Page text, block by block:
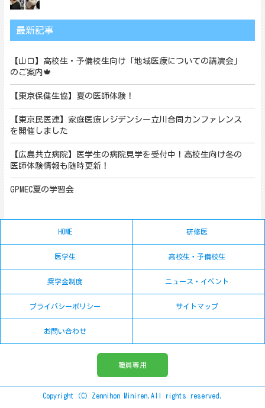
最新記事
【山口】高校生・予備校生向け「地域医療についての講演会」
のご案内🍁
【東京保健生協】夏の医師体験！
【東京民医連】家庭医療レジデンシー立川合同カンファレンス
を開催しました
【広島共立病院】医学生の病院見学を受付中！高校生向け冬の
医師体験情報も随時更新！
GPMEC夏の学習会
HOME 研修医
医学生 高校生・予備校生
奨学金制度 ニュース・イベント
プライバシーポリシー サイトマップ
お問い合わせ
職員専用
Copyright（C）Zennihon Miniren.All rights reserved.